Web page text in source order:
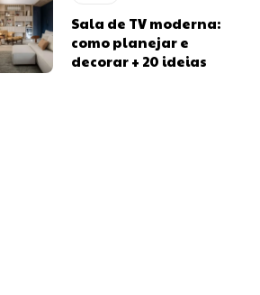
Sala de TV moderna:
como planejar e
decorar + 20 ideias